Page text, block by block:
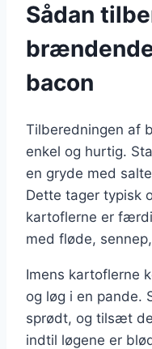
Sådan
bacon
Tilberedningen af
enkel og hurtig.
en gryde med
Dette tager typisk
kartoflerne er
med fløde,
Imens kartoflerne
og løg i en pande.
sprødt, og tilsæt
indtil løgene er